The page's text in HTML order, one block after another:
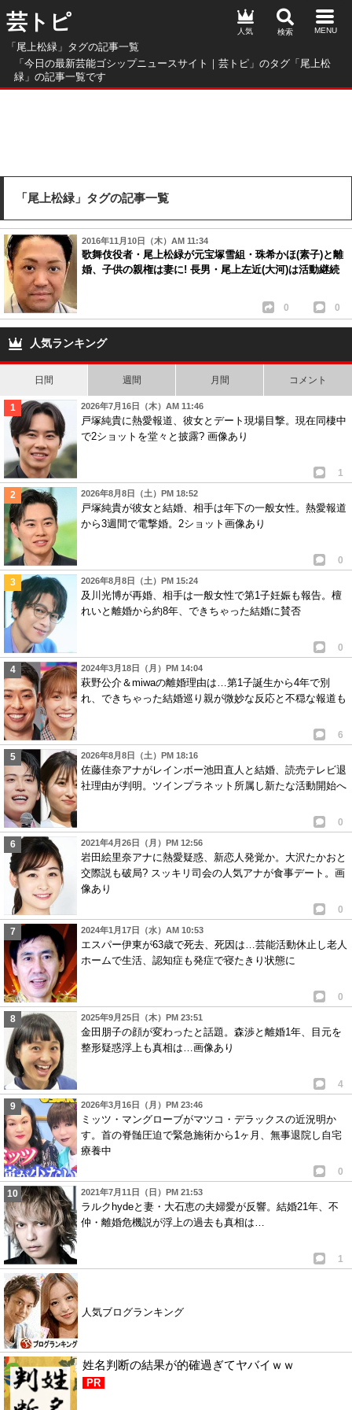
芸トピ
「尾上松緑」タグの記事一覧
「今日の最新芸能ゴシップニュースサイト｜芸トピ」のタグ「尾上松
緑」の記事一覧です
人気
「尾上松緑」タグの記事一覧
2016年11月10日（木）AM 11:34
歌舞伎役者・尾上松緑が元宝塚雪組・珠希かほ(素子)と離
婚、子供の親権は妻に! 長男・尾上左近(大河)は活動継続
0 0
人気ランキング
日間 週間 月間 コメント
2026年7月16日（木）AM 11:46
戸塚純貴に熱愛報道、彼女とデート現場目撃。現在同棲中
で2ショットを堂々と披露? 画像あり
1
2026年8月8日（土）PM 18:52
戸塚純貴が彼女と結婚、相手は年下の一般女性。熱愛報道
から3週間で電撃婚。2ショット画像あり
0
2026年8月8日（土）PM 15:24
及川光博が再婚、相手は一般女性で第1子妊娠も報告。檀
れいと離婚から約8年、できちゃった結婚に賛否
0
2024年3月18日（月）PM 14:04
萩野公介＆miwaの離婚理由は…第1子誕生から4年で別
れ、できちゃった結婚巡り親が微妙な反応と不穏な報道も
6
2026年8月8日（土）PM 18:16
佐藤佳奈アナがレインボー池田直人と結婚、読売テレビ退
社理由が判明。ツインプラネット所属し新たな活動開始へ
0
2021年4月26日（月）PM 12:56
岩田絵里奈アナに熱愛疑惑、新恋人発覚か。大沢たかおと
交際説も破局? スッキリ司会の人気アナが食事デート。画
像あり
0
2024年1月17日（水）AM 10:53
エスパー伊東が63歳で死去、死因は…芸能活動休止し老人
ホームで生活、認知症も発症で寝たきり状態に
0
2025年9月25日（木）PM 23:51
金田朋子の顔が変わったと話題。森渉と離婚1年、目元を
整形疑惑浮上も真相は…画像あり
4
2026年3月16日（月）PM 23:46
ミッツ・マングローブがマツコ・デラックスの近況明か
す。首の脊髄圧迫で緊急施術から1ヶ月、無事退院し自宅
療養中
0
2021年7月11日（日）PM 21:53
ラルクhydeと妻・大石恵の夫婦愛が反響。結婚21年、不
仲・離婚危機説が浮上の過去も真相は…
1
人気ブログランキング
姓名判断の結果が的確過ぎてヤバイｗｗ
PR